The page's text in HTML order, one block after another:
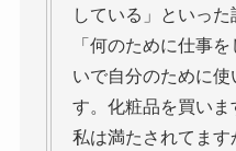
している」といった
「何のために仕事
いで自分のために使
す。化粧品を買いま
私は満たされてま